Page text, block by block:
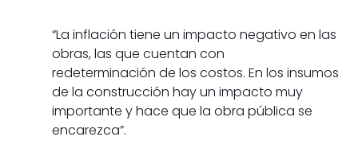
“La inflación tiene un impacto negativo en las
obras, las que cuentan con
redeterminación de los costos. En los insumos
de la construcción hay un impacto muy
importante y hace que la obra pública se
encarezca”.